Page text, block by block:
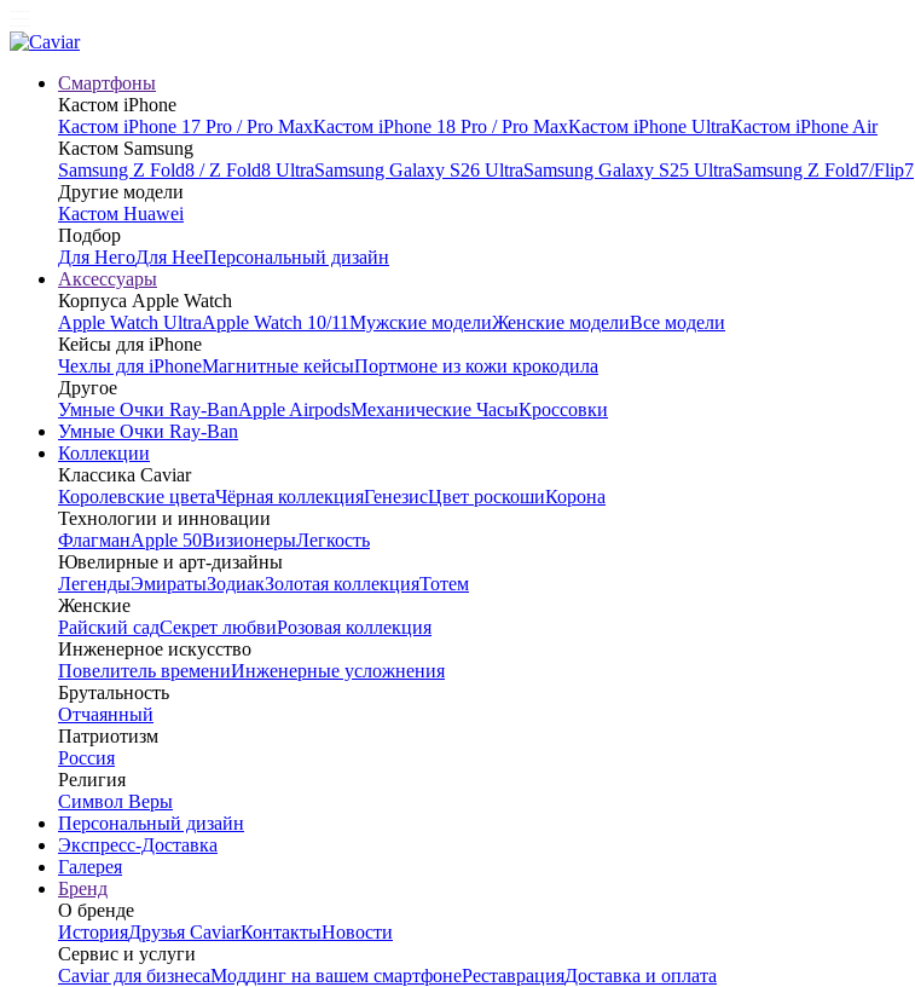
Смартфоны
Кастом iPhone
Кастом iPhone 17 Pro / Pro MaxКастом iPhone 18 Pro / Pro MaxКастом iPhone UltraКастом iPhone Air
Кастом Samsung
Samsung Z Fold8 / Z Fold8 UltraSamsung Galaxy S26 UltraSamsung Galaxy S25 UltraSamsung Z Fold7/Flip7
Другие модели
Кастом Huawei
Подбор
Для НегоДля НееПерсональный дизайн
Аксессуары
Корпуса Apple Watch
Apple Watch UltraApple Watch 10/11Мужские моделиЖенские моделиВсе модели
Кейсы для iPhone
Чехлы для iPhoneМагнитные кейсыПортмоне из кожи крокодила
Другое
Умные Очки Ray-BanApple AirpodsМеханические ЧасыКроссовки
Умные Очки Ray-Ban
Коллекции
Классика Caviar
Королевские цветаЧёрная коллекцияГенезисЦвет роскошиКорона
Технологии и инновации
ФлагманApple 50ВизионерыЛегкость
Ювелирные и арт-дизайны
ЛегендыЭмиратыЗодиакЗолотая коллекцияТотем
Женские
Райский садСекрет любвиРозовая коллекция
Инженерное искусство
Повелитель времениИнженерные усложнения
Брутальность
Отчаянный
Патриотизм
Россия
Религия
Символ Веры
Персональный дизайн
Экспресс-Доставка
Галерея
Бренд
О бренде
ИсторияДрузья CaviarКонтактыНовости
Сервис и услуги
Caviar для бизнесаМоддинг на вашем смартфонеРеставрацияДоставка и оплата